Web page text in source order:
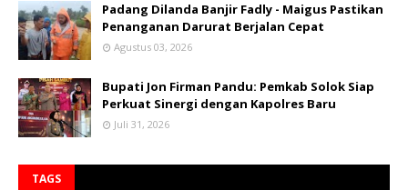
Padang Dilanda Banjir Fadly - Maigus Pastikan
Penanganan Darurat Berjalan Cepat
Agustus 03, 2026
Bupati Jon Firman Pandu: Pemkab Solok Siap
Perkuat Sinergi dengan Kapolres Baru
Juli 31, 2026
TAGS